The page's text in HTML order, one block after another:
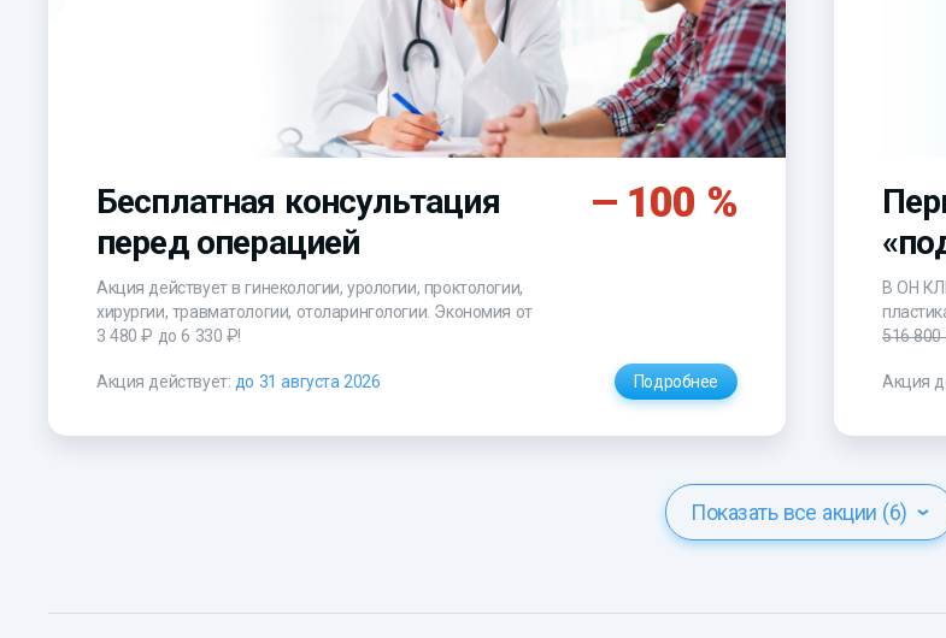
Бесплатная консультация
перед операцией
100 %
Акция действует в гинекологии, урологии, проктологии,
хирургии, травматологии, отоларингологии. Экономия от
3 480 ₽ до6 330 ₽!
Акция действует: до 31 августа 2026 Подробнее
В ОН
516
Акция
Показать все акции (6)